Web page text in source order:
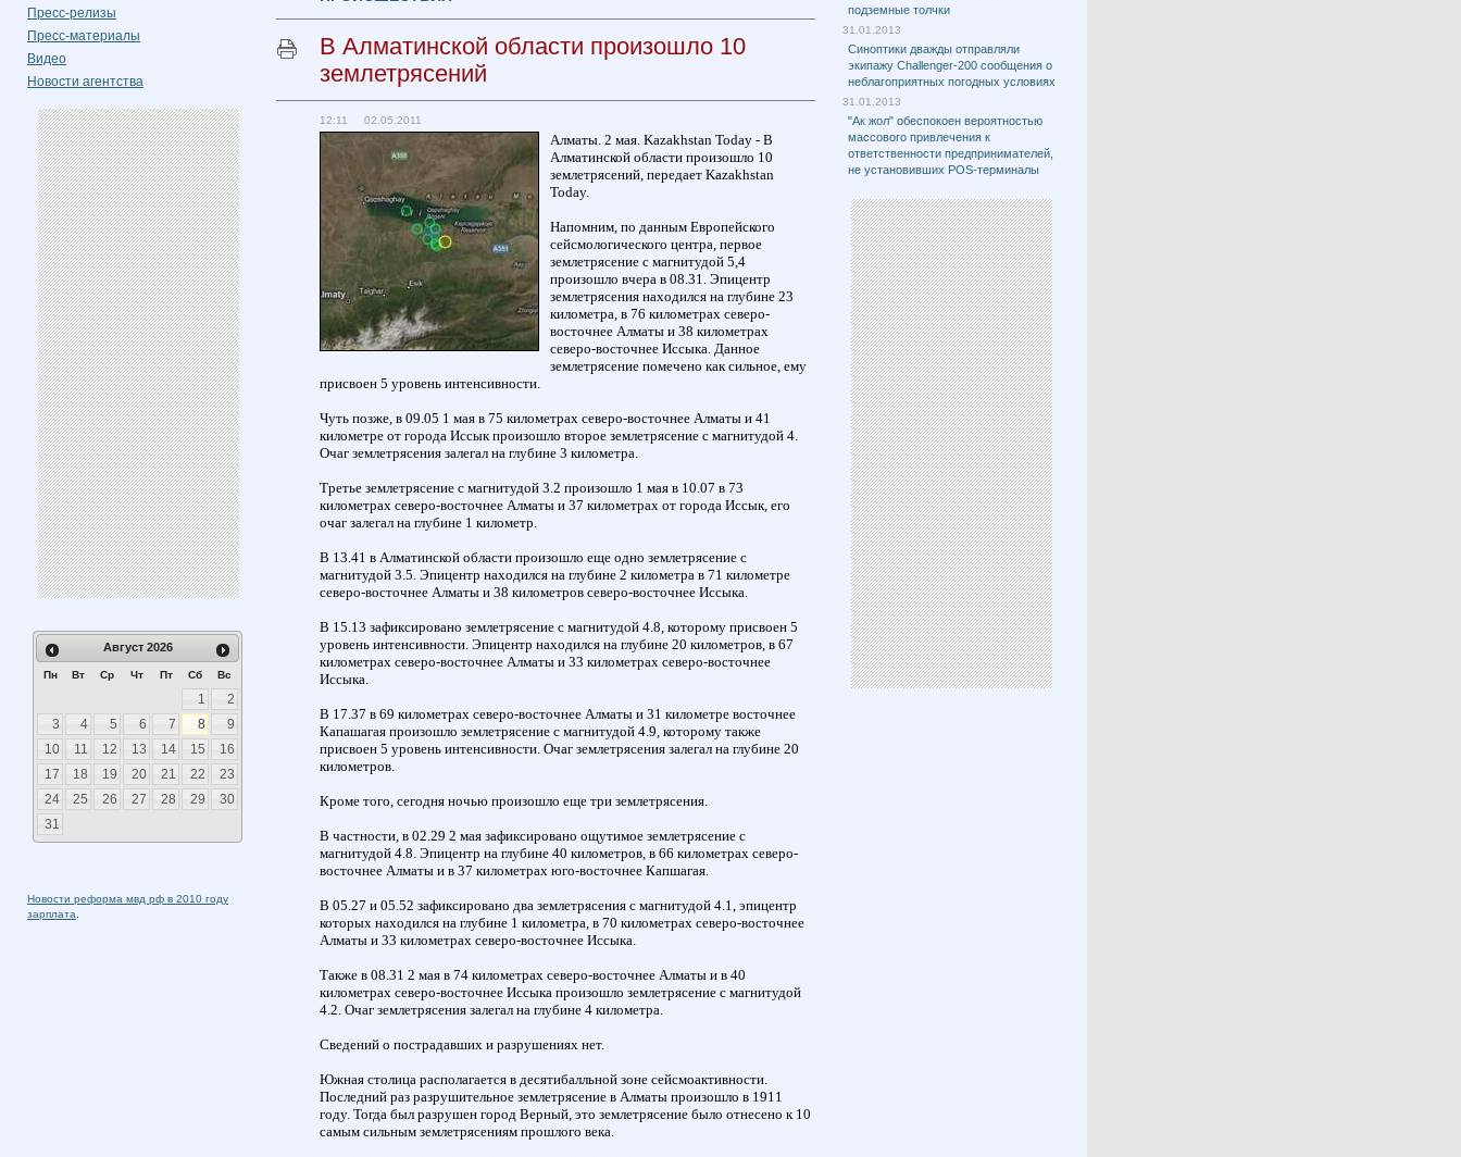
Пресс-релизы
Пресс-материалы
Видео
Новости агентства
Август 2026
Пн Вт Ср Чт Пт Сб Вс
1
2
3
4 5 6 7 8
9
10
11 12 13 14 15
16
17
18 19 20 21 22
23
24
25 26 27 28 29
30
31
Новости реформа мвд рф в 2010 году
зарплата
В Алматинской области произошло 10
землетрясений
12:11 02.05.2011
Алматы. 2 мая. Kazakhstan Today - В
Алматинской области произошло 10
землетрясений, передает Kazakhstan
Today.
Напомним, по данным Европейского
сейсмологического центра, первое
землетрясение с магнитудой 5,4
произошло вчера в 08.31. Эпицентр
землетрясения находился на глубине 23
километра, в 76 километрах северо-
восточнее Алматы и 38 километрах
северо-восточнее Иссыка. Данное
землетрясение помечено как сильное, ему
присвоен 5 уровень интенсивности.
Чуть позже, в 09.05 1 мая в 75 километрах северо-восточнее Алматы и 41
километре от города Иссык произошло второе землетрясение с магнитудой 4.
Очаг землетрясения залегал на глубине 3 километра.
Третье землетрясение с магнитудой 3.2 произошло 1 мая в 10.07 в 73
километрах северо-восточнее Алматы и 37 километрах от города Иссык, его
очаг залегал на глубине 1 километр.
В 13.41 в Алматинской области произошло еще одно землетрясение с
магнитудой 3.5. Эпицентр находился на глубине 2 километра в 71 километре
северо-восточнее Алматы и 38 километров северо-восточнее Иссыка.
В 15.13 зафиксировано землетрясение с магнитудой 4.8, которому присвоен 5
уровень интенсивности. Эпицентр находился на глубине 20 километров, в 67
километрах северо-восточнее Алматы и 33 километрах северо-восточнее
Иссыка.
В 17.37 в 69 километрах северо-восточнее Алматы и 31 километре восточнее
Капашагая произошло землетрясение с магнитудой 4.9, которому также
присвоен 5 уровень интенсивности. Очаг землетрясения залегал на глубине 20
километров.
Кроме того, сегодня ночью произошло еще три землетрясения.
В частности, в 02.29 2 мая зафиксировано ощутимое землетрясение с
магнитудой 4.8. Эпицентр на глубине 40 километров, в 66 километрах северо-
восточнее Алматы и в 37 километрах юго-восточнее Капшагая.
В 05.27 и 05.52 зафиксировано два землетрясения с магнитудой 4.1, эпицентр
которых находился на глубине 1 километра, в 70 километрах северо-восточнее
Алматы и 33 километрах северо-восточнее Иссыка.
Также в 08.31 2 мая в 74 километрах северо-восточнее Алматы и в 40
километрах северо-восточнее Иссыка произошло землетрясение с магнитудой
4.2. Очаг землетрясения залегал на глубине 4 километра.
Сведений о пострадавших и разрушениях нет.
Южная столица располагается в десятибалльной зоне сейсмоактивности.
Последний раз разрушительное землетрясение в Алматы произошло в 1911
году. Тогда был разрушен город Верный, это землетрясение было отнесено к 10
самым сильным землетрясениям прошлого века.
подземные толчки
31.01.2013
Cиноптики дважды отправляли
экипажу Challenger-200 сообщения о
неблагоприятных погодных условиях
31.01.2013
"Ак жол" обеспокоен вероятностью
массового привлечения к
ответственности предпринимателей,
не установивших РОS-терминалы